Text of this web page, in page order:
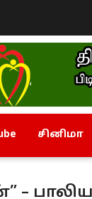
சினிமா
–